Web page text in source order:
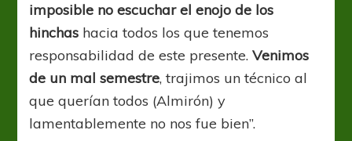
imposible no escuchar el enojo de los
hinchas hacia todos los que tenemos
responsabilidad de este presente.Venimos
de un mal semestre, trajimos un técnico al
que querían todos (Almirón) y
lamentablemente no nos fue bien”.